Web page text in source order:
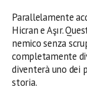
Parallelamente
Hicran e Aşır.
nemico senza
completamente
diventerà uno dei
storia.